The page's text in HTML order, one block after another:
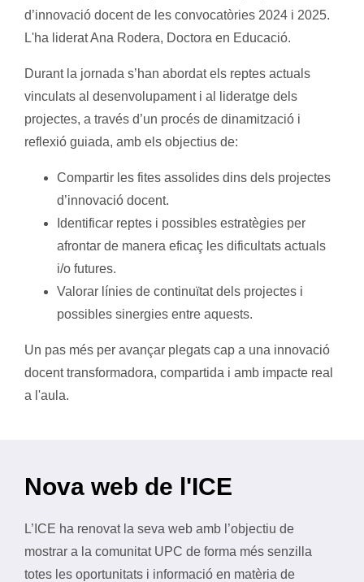
d’innovació docent de les convocatòries 2024 i 2025.
L'ha liderat Ana Rodera, Doctora en Educació.
Durant la jornada s’han abordat els reptes actuals
vinculats al desenvolupament i al lideratge dels
projectes, a través d’un procés de dinamització i
reflexió guiada, amb els objectius de:
Compartir les fites assolides dins dels projectes
d’innovació docent.
Identificar reptes i possibles estratègies per
afrontar de manera eficaç les dificultats actuals
i/o futures.
Valorar línies de continuïtat dels projectes i
possibles sinergies entre aquests.
Un pas més per avançar plegats cap a una innovació
docent transformadora, compartida i amb impacte real
a l'aula.
Nova web de l'ICE
L’ICE ha renovat la seva web amb l’objectiu de
mostrar a la comunitat UPC de forma més senzilla
totes les oportunitats i informació en matèria de